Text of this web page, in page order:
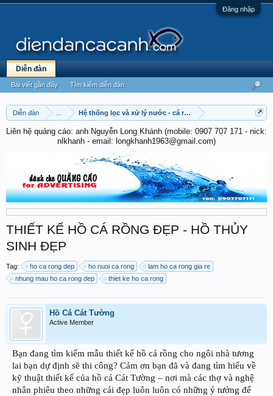
Đăng nhập
Diễn đàn Hệ thống lọc và xử lý nước - cá rồng
Liên hệ quảng cáo: anh Nguyễn Long Khánh (mobile: 0907 707 171 - nick:
nlkhanh - email: longkhanh1963@gmail.com)
THIẾT KẾ HỒ CÁ RỒNG ĐẸP - HỒ THỦY
SINH ĐẸP
Tag: ho ca rong dep ho nuoi ca rong
lam ho ca rong gia re
nhung mau ho ca rong dep
thiet ke ho ca rong
Hồ Cá Cát Tường
Active Member
Bạn đang tìm kiếm mẫu thiết kế hồ cá rồng cho ngôi nhà tương
lai bạn dự định sẽ thi công? Cảm ơn bạn đã và đang tìm hiểu về
kỹ thuật thiết kế của hồ cá Cát Tường – nơi mà các thợ và nghệ
nhân phiêu theo những cái đẹp luôn luôn có những ý tưởng để
Diễn đàn
Bài viết gần đây Tìm kiếm diễn đàn